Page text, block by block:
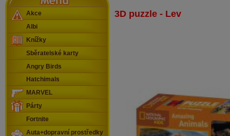
3D puzzle - Lev
Akce
Albi
Knížky
Sběratelské karty
Angry Birds
Hatchimals
MARVEL
Párty
Fortnite
Auta+dopravní prostředky